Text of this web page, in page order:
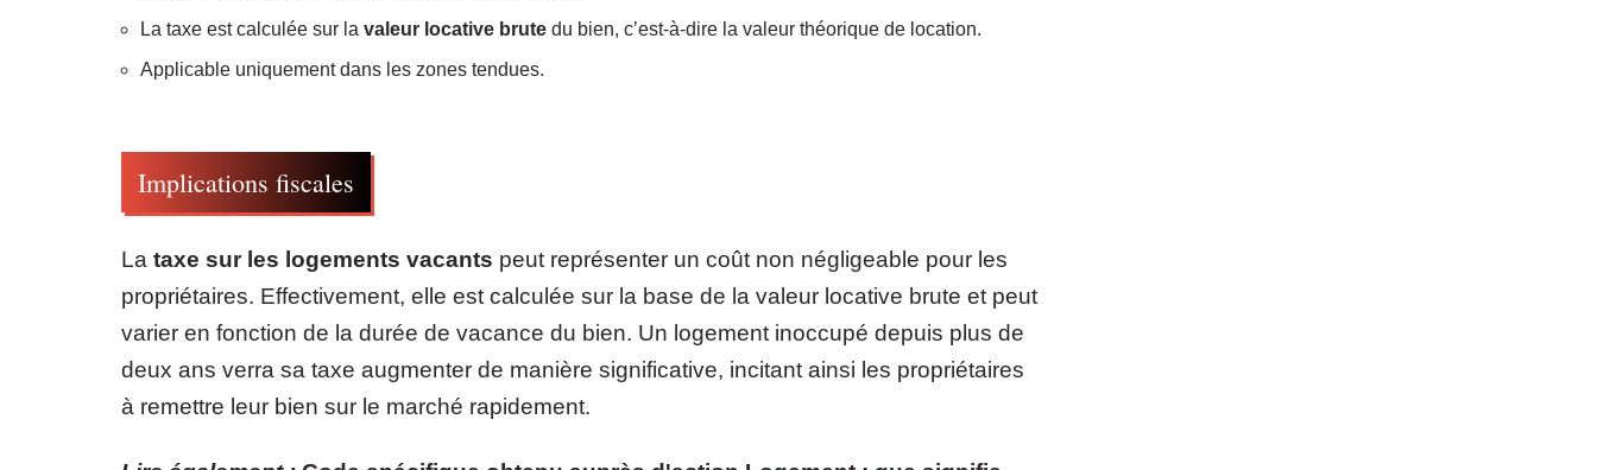
La taxe est calculée sur la valeur locative brute du bien, c’est-à-dire la valeur théorique de location.
Applicable uniquement dans les zones tendues.
Implications fiscales
La taxe sur les logements vacants peut représenter un coût non négligeable pour les
propriétaires. Effectivement, elle est calculée sur la base de la valeur locative brute et peut
varier en fonction de la durée de vacance du bien. Un logement inoccupé depuis plus de
deux ans verra sa taxe augmenter de manière significative, incitant ainsi les propriétaires
à remettre leur bien sur le marché rapidement.